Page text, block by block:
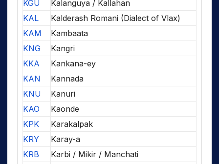
KGU
Kalanguya / Kallahan
KAL
Kalderash Romani (Dialect of Vlax)
KAM
Kambaata
KNG
Kangri
KKA
Kankana-ey
KAN
Kannada
KNU
Kanuri
KAO
Kaonde
KPK
Karakalpak
KRY
Karay-a
KRB
Karbi / Mikir / Manchati